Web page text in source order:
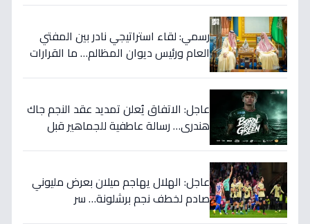
رسمي: لقاء استراتيجي نادر بين المفتي
العام ورئيس ديوان المظالم… ما القرارات
عاجل: الاتفاق يُعلن تمديد عقد النجم جاك
هندري… رسالة عاطفية للجماهير قبل
عاجل: الهلال يهاجم ميلان بعرض مليوني
صادم لخطف نجم برشلونة… سر